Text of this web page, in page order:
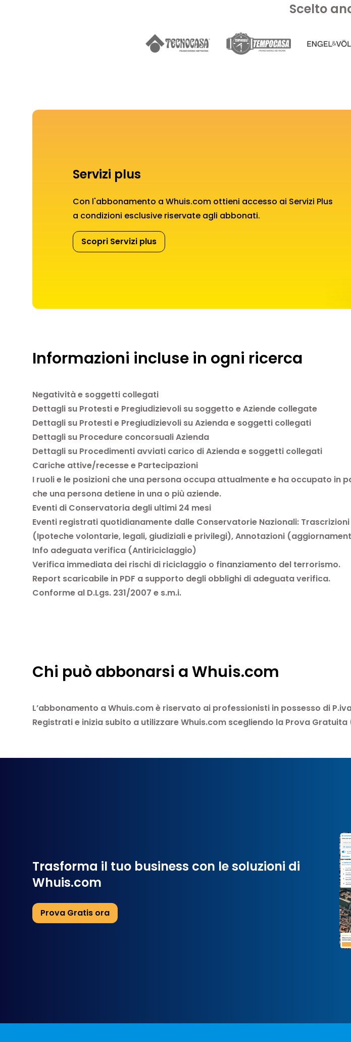
Scelto
Servizi plus
Con l'abbonamento a Whuis.com ottieni accesso ai Servizi Plus
a condizioni esclusive riservate agli abbonati.
Scopri Servizi plus
Informazioni incluse in ogni ricerca
Negatività e soggetti collegati
Dettagli su Protesti e Pregiudizievoli su soggetto e Aziende collegate
Dettagli su Protesti e Pregiudizievoli su Azienda e soggetti collegati
Dettagli su Procedure concorsuali Azienda
Dettagli su Procedimenti avviati carico di Azienda e soggetti collegati
Cariche attive/recesse e Partecipazioni
I ruoli e le posizioni che una persona occupa attualmente e ha occupato in
che una persona detiene in una o più aziende.
Eventi di Conservatoria degli ultimi 24 mesi
Eventi registrati quotidianamente dalle Conservatorie Nazionali:
(Ipoteche volontarie, legali, giudiziali e privilegi), Annotazioni
Info adeguata verifica (Antiriciclaggio)
Verifica immediata dei rischi di riciclaggio o finanziamento del terrorismo.
Report scaricabile in PDF a supporto degli obblighi di adeguata verifica.
Conforme al D.Lgs. 231/2007 e s.m.i.
Chi può abbonarsi a Whuis.com
L’abbonamento a Whuis.com è riservato ai professionisti in possesso di
Registrati e inizia subito a utilizzare Whuis.com scegliendo la Prova
Trasforma il tuo business con le soluzioni di
Whuis.com
Prova Gratis ora